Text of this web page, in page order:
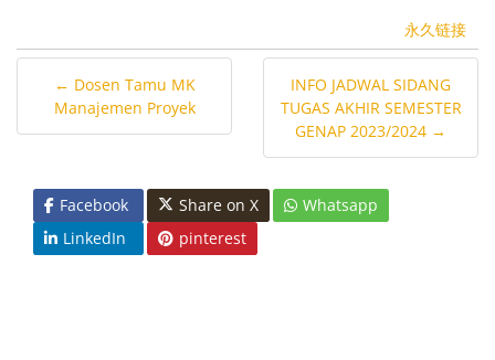
永久链接
← Dosen Tamu MK
Manajemen Proyek
INFO JADWAL SIDANG
TUGAS AKHIR SEMESTER
GENAP 2023/2024 →
Facebook Share on X
Whatsapp
LinkedIn
pinterest